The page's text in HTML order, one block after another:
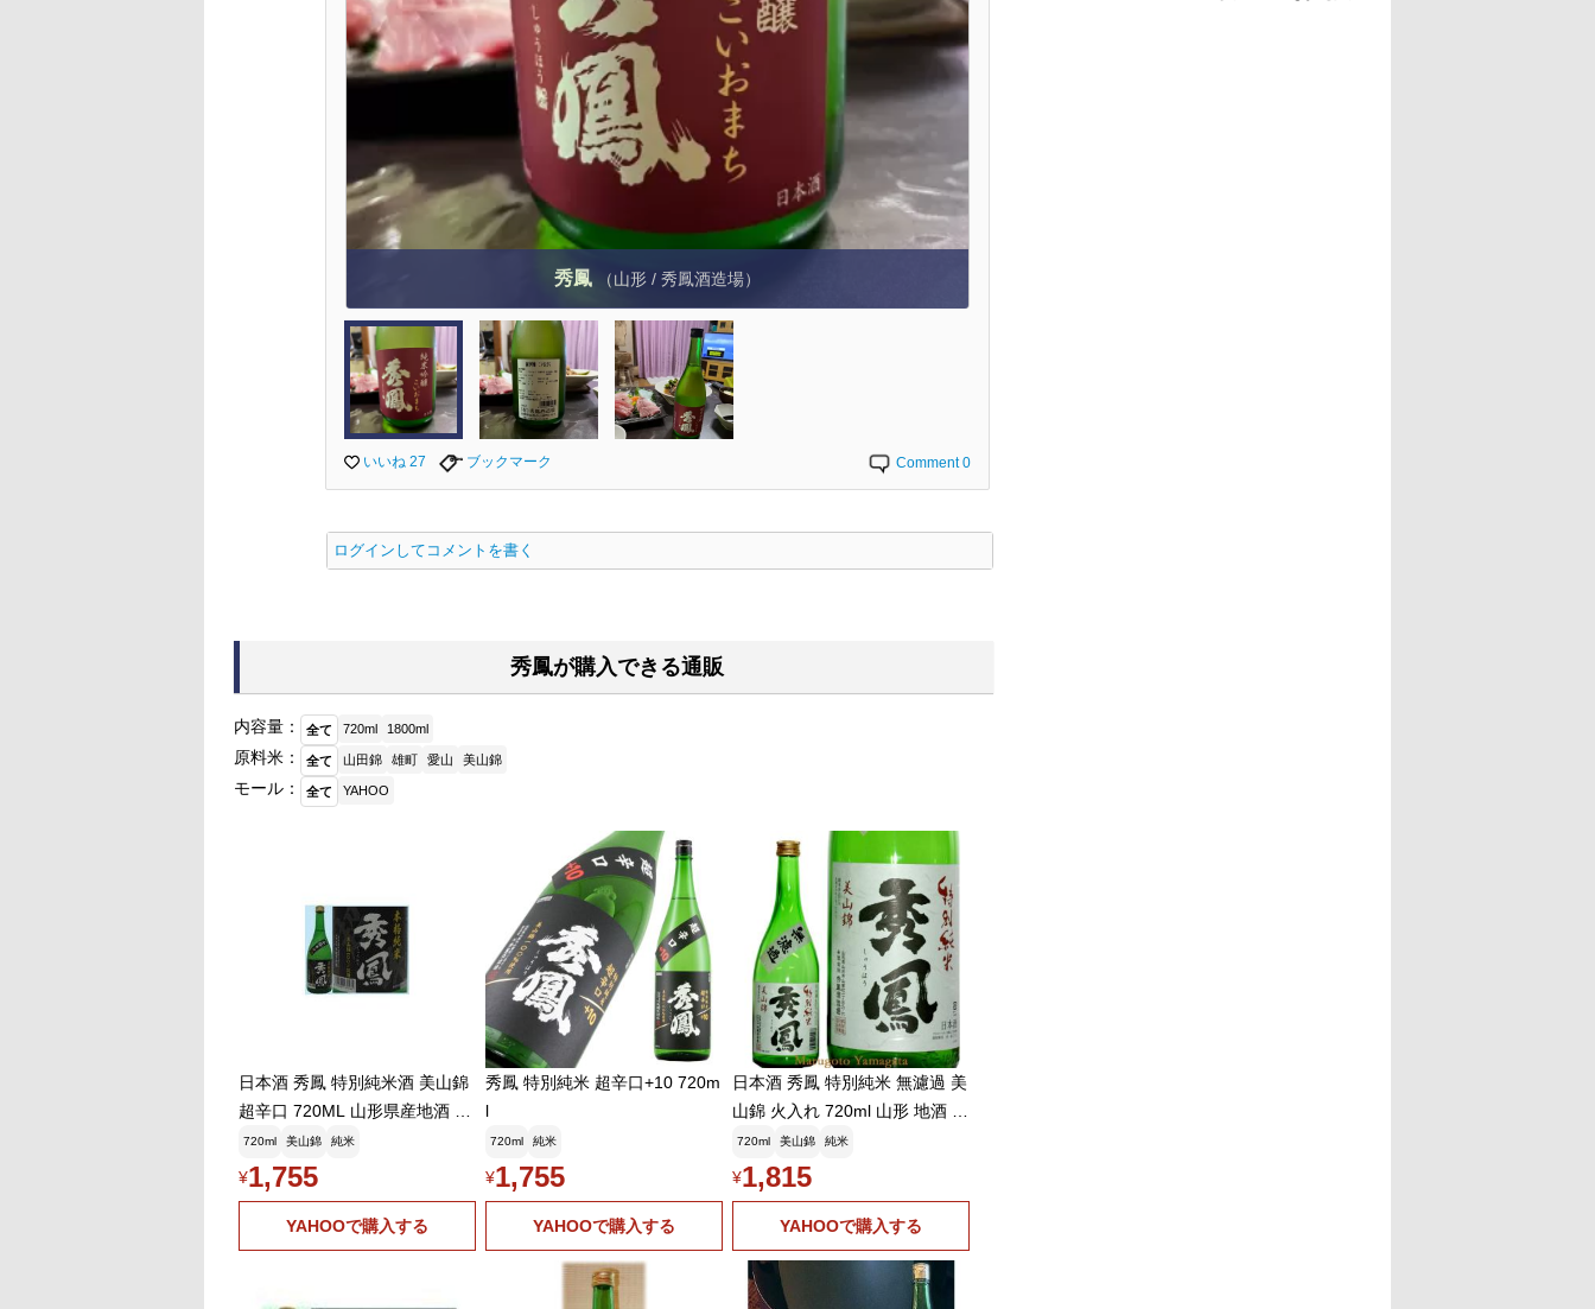
秀鳳 （山形 / 秀鳳酒造場）
いいね 27 ブックマーク Comment 0
ログインしてコメントを書く
秀鳳が購入できる通販
内容量： 全て 720ml 1800ml
原料米： 全て 山田錦 雄町 愛山 美山錦
モール： 全て YAHOO
日本酒 秀鳳 特別純米酒 美山錦
超辛口 720ML 山形県産地酒 山
形県 お中元 御中元
720ml 美山錦 純米
¥1,755
YAHOOで購入する
秀鳳 特別純米 超辛口+10 720m
l
720ml 純米
¥1,755
YAHOOで購入する
日本酒 秀鳳 特別純米 無濾過 美
山錦 火入れ 720ml 山形 地酒 お
酒
720ml 美山錦 純米
¥1,815
YAHOOで購入する